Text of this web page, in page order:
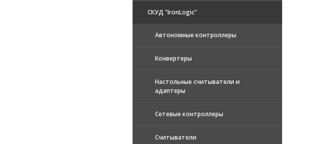
СКУД "IronLogic"
Автономные контроллеры
Конвертеры
Настольные считыватели и
адаптеры
Сетевые контроллеры
Считыватели